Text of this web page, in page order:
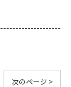
次のページ >